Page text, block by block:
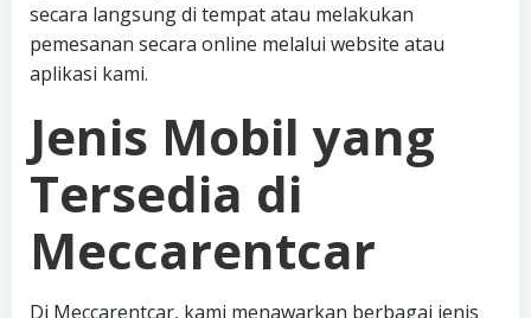
secara langsung di tempat atau melakukan
pemesanan secara online melalui website atau
aplikasi kami.
Jenis Mobil yang
Tersedia di
Meccarentcar
Di Meccarentcar, kami menawarkan berbagai jenis